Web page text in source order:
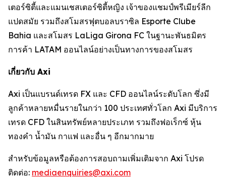
เตอร์ซิตี้และแมนเชสเตอร์ซิตี้หญิง เจ้าของแชมป์พรีเมียร์ลีก
แปดสมัย รวมถึงสโมสรฟุตบอลบราซิล Esporte Clube
Bahia และสโมสร LaLiga Girona FC ในฐานะพันธมิตร
การค้า LATAM ออนไลน์อย่างเป็นทางการของสโมสร
เกี่ยวกับ Axi
Axi เป็นแบรนด์เทรด FX และ CFD ออนไลน์ระดับโลก ซึ่งมี
ลูกค้าหลายหมื่นรายในกว่า 100 ประเทศทั่วโลก Axi มีบริการ
เทรด CFD ในสินทรัพย์หลายประเภท รวมถึงฟอเร็กซ์ หุ้น
ทองคำ น้ำมัน กาแฟ และอื่น ๆ อีกมากมาย
สำหรับข้อมูลหรือต้องการสอบถามเพิ่มเติมจาก Axi โปรด
ติดต่อ: mediaenquiries@axi.com